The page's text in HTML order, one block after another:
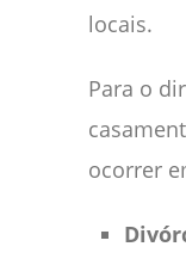
locais.
Para o
ocorrer